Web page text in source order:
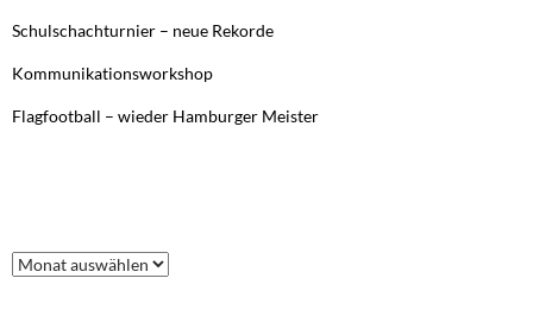
Schulschachturnier – neue Rekorde
Kommunikationsworkshop
Flagfootball – wieder Hamburger Meister
Frühere
Beiträge